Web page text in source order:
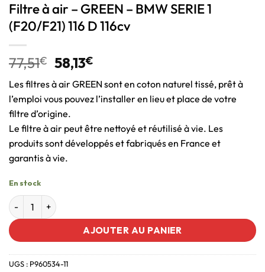
Filtre à air – GREEN – BMW SERIE 1
(F20/F21) 116 D 116cv
77,51€ 58,13€
Les filtres à air GREEN sont en coton naturel tissé, prêt à
l’emploi vous pouvez l’installer en lieu et place de votre
filtre d’origine.
Le filtre à air peut être nettoyé et réutilisé à vie. Les
produits sont développés et fabriqués en France et
garantis à vie.
En stock
AJOUTER AU PANIER
UGS : P960534-11